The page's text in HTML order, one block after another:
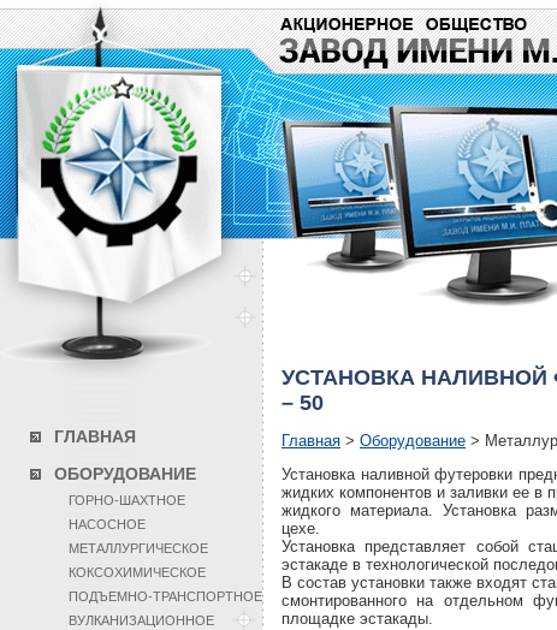
ГЛАВНАЯ
ОБОРУДОВАНИЕ
ГОРНО-ШАХТНОЕ
НАСОСНОЕ
МЕТАЛЛУРГИЧЕСКОЕ
КОКСОХИМИЧЕСКОЕ
ПОДЪЕМНО-ТРАНСПОРТНОЕ
ВУЛКАНИЗАЦИОННОЕ
УСТАНОВКА
– 50
Главная > Оборудование >
Установка наливной футеровки
жидких компонентов и заливки ее
жидкого материала. Установка
цехе.
Установка представляет собой
эстакаде в технологической
В состав установки также входят
смонтированного на отдельном
площадке эстакады.